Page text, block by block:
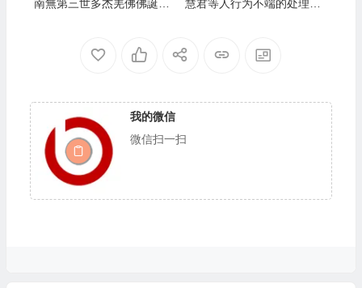
南無第三世多杰羌佛佛誕」
慧君等人行为不端的处理决
我的微信
微信扫一扫